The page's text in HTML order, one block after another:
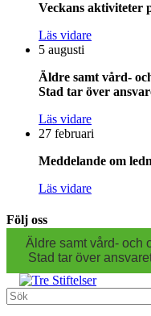
Veckans aktiviteter
Läs vidare
5 augusti
Äldre samt vård-
Stad tar över
Läs vidare
27 februari
Meddelande om
Läs vidare
Följ oss
Äldre samt vård- och
Stad tar över
Sök
efter: